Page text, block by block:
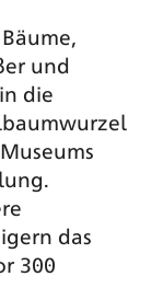
und
die
das
300